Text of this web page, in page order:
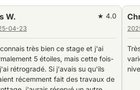
K.
04-02
★ 4.0
beau parcours offrant une grande
de trous, idéal pour tous les
de golf et en bon état.
Ari
sur